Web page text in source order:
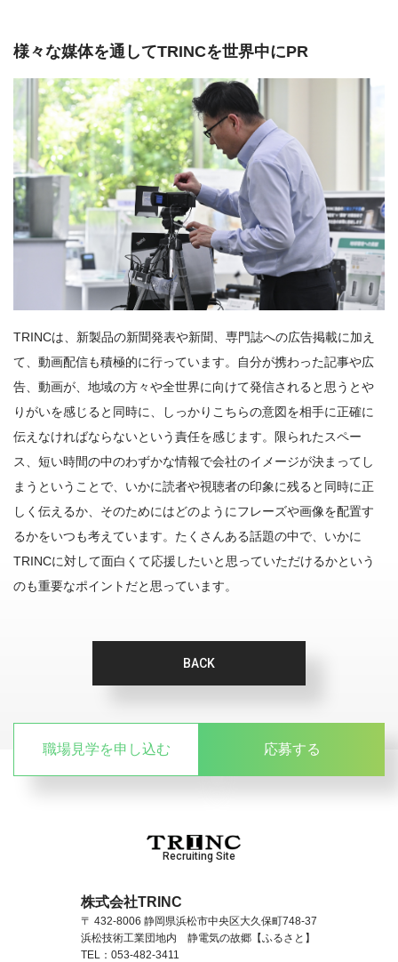
様々な媒体を通してTRINCを世界中にPR
TRINCは、新製品の新聞発表や新聞、専門誌への広告掲載に加え
て、動画配信も積極的に行っています。自分が携わった記事や広
告、動画が、地域の方々や全世界に向けて発信されると思うとや
りがいを感じると同時に、しっかりこちらの意図を相手に正確に
伝えなければならないという責任を感じます。限られたスペー
ス、短い時間の中のわずかな情報で会社のイメージが決まってし
まうということで、いかに読者や視聴者の印象に残ると同時に正
しく伝えるか、そのためにはどのようにフレーズや画像を配置す
るかをいつも考えています。たくさんある話題の中で、いかに
TRINCに対して面白くて応援したいと思っていただけるかという
のも重要なポイントだと思っています。
BACK
職場見学を申し込む 応募する
Recruiting Site
株式会社TRINC
〒 432-8006 静岡県浜松市中央区大久保町748-37
浜松技術工業団地内 静電気の故郷【ふるさと】
TEL：053-482-3411